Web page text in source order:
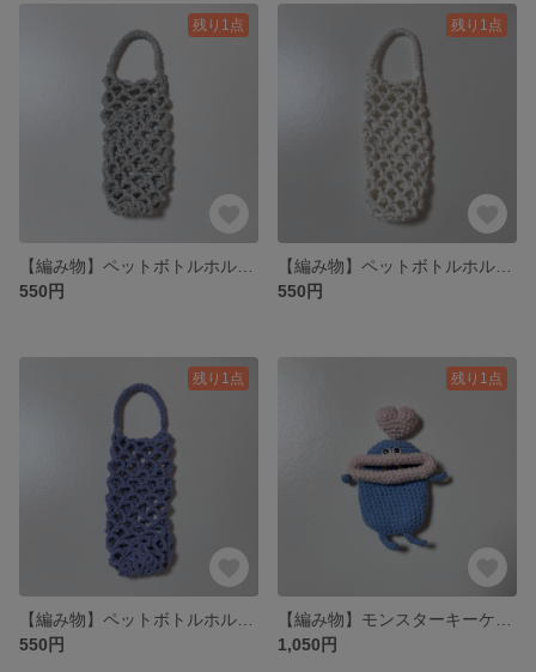
残り1点
550円
残り1点
550円
残り1点
550円
残り1点
1,050円